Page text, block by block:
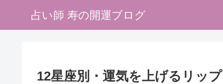
占い師 寿の開運ブログ
12星座別・運気を上げるリッ